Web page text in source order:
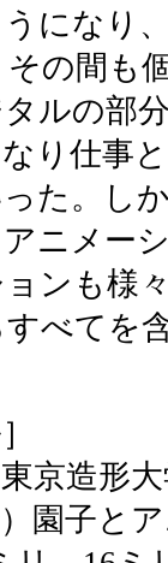
になり
の間も
ルの部
り仕事
た。し
ニメー
ンも様
べてを
京造形
園子と